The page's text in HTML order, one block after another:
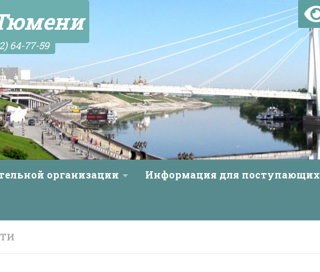
64-77-59
организации Информация для поступающих